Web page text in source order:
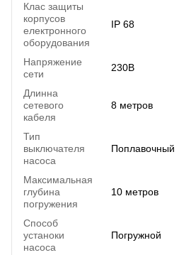
Клас защиты
корпусов
електронного
оборудования
IP 68
Напряжение
сети
230В
Длинна
сетевого
кабеля
8 метров
Тип
выключателя
насоса
Поплавочный
Максимальная
глубина
погружения
10 метров
Способ
устаноки
насоса
Погружной